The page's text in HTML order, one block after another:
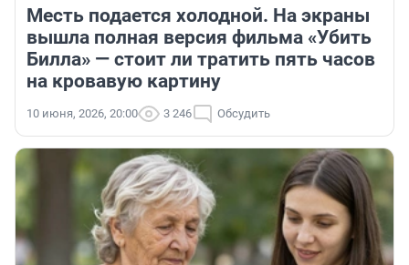
Месть подается холодной. На экраны
вышла полная версия фильма «Убить
Билла» — стоит ли тратить пять часов
на кровавую картину
10 июня, 2026, 20:00 3 246 Обсудить